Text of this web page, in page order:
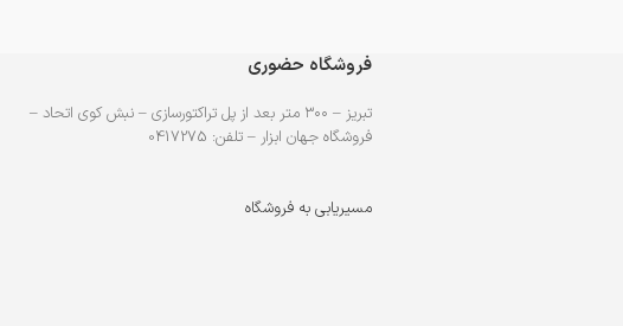
فروشگاه حضوری
تبریز – ۳۰۰ متر بعد از پل تراکتورسازی – نبش کوی اتحاد –
فروشگاه جهان ابزار – تلفن: 0417275
مسیریابی به فروشگاه